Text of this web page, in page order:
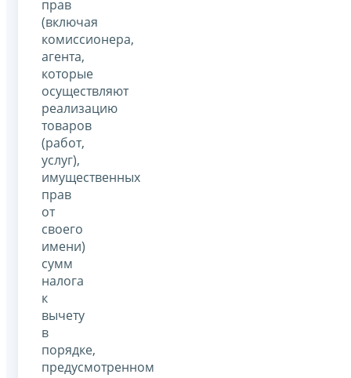
прав
(включая
комиссионера,
агента,
которые
осуществляют
реализацию
товаров
(работ,
услуг),
имущественных
прав
от
своего
имени)
сумм
налога
к
вычету
в
порядке,
предусмотренном